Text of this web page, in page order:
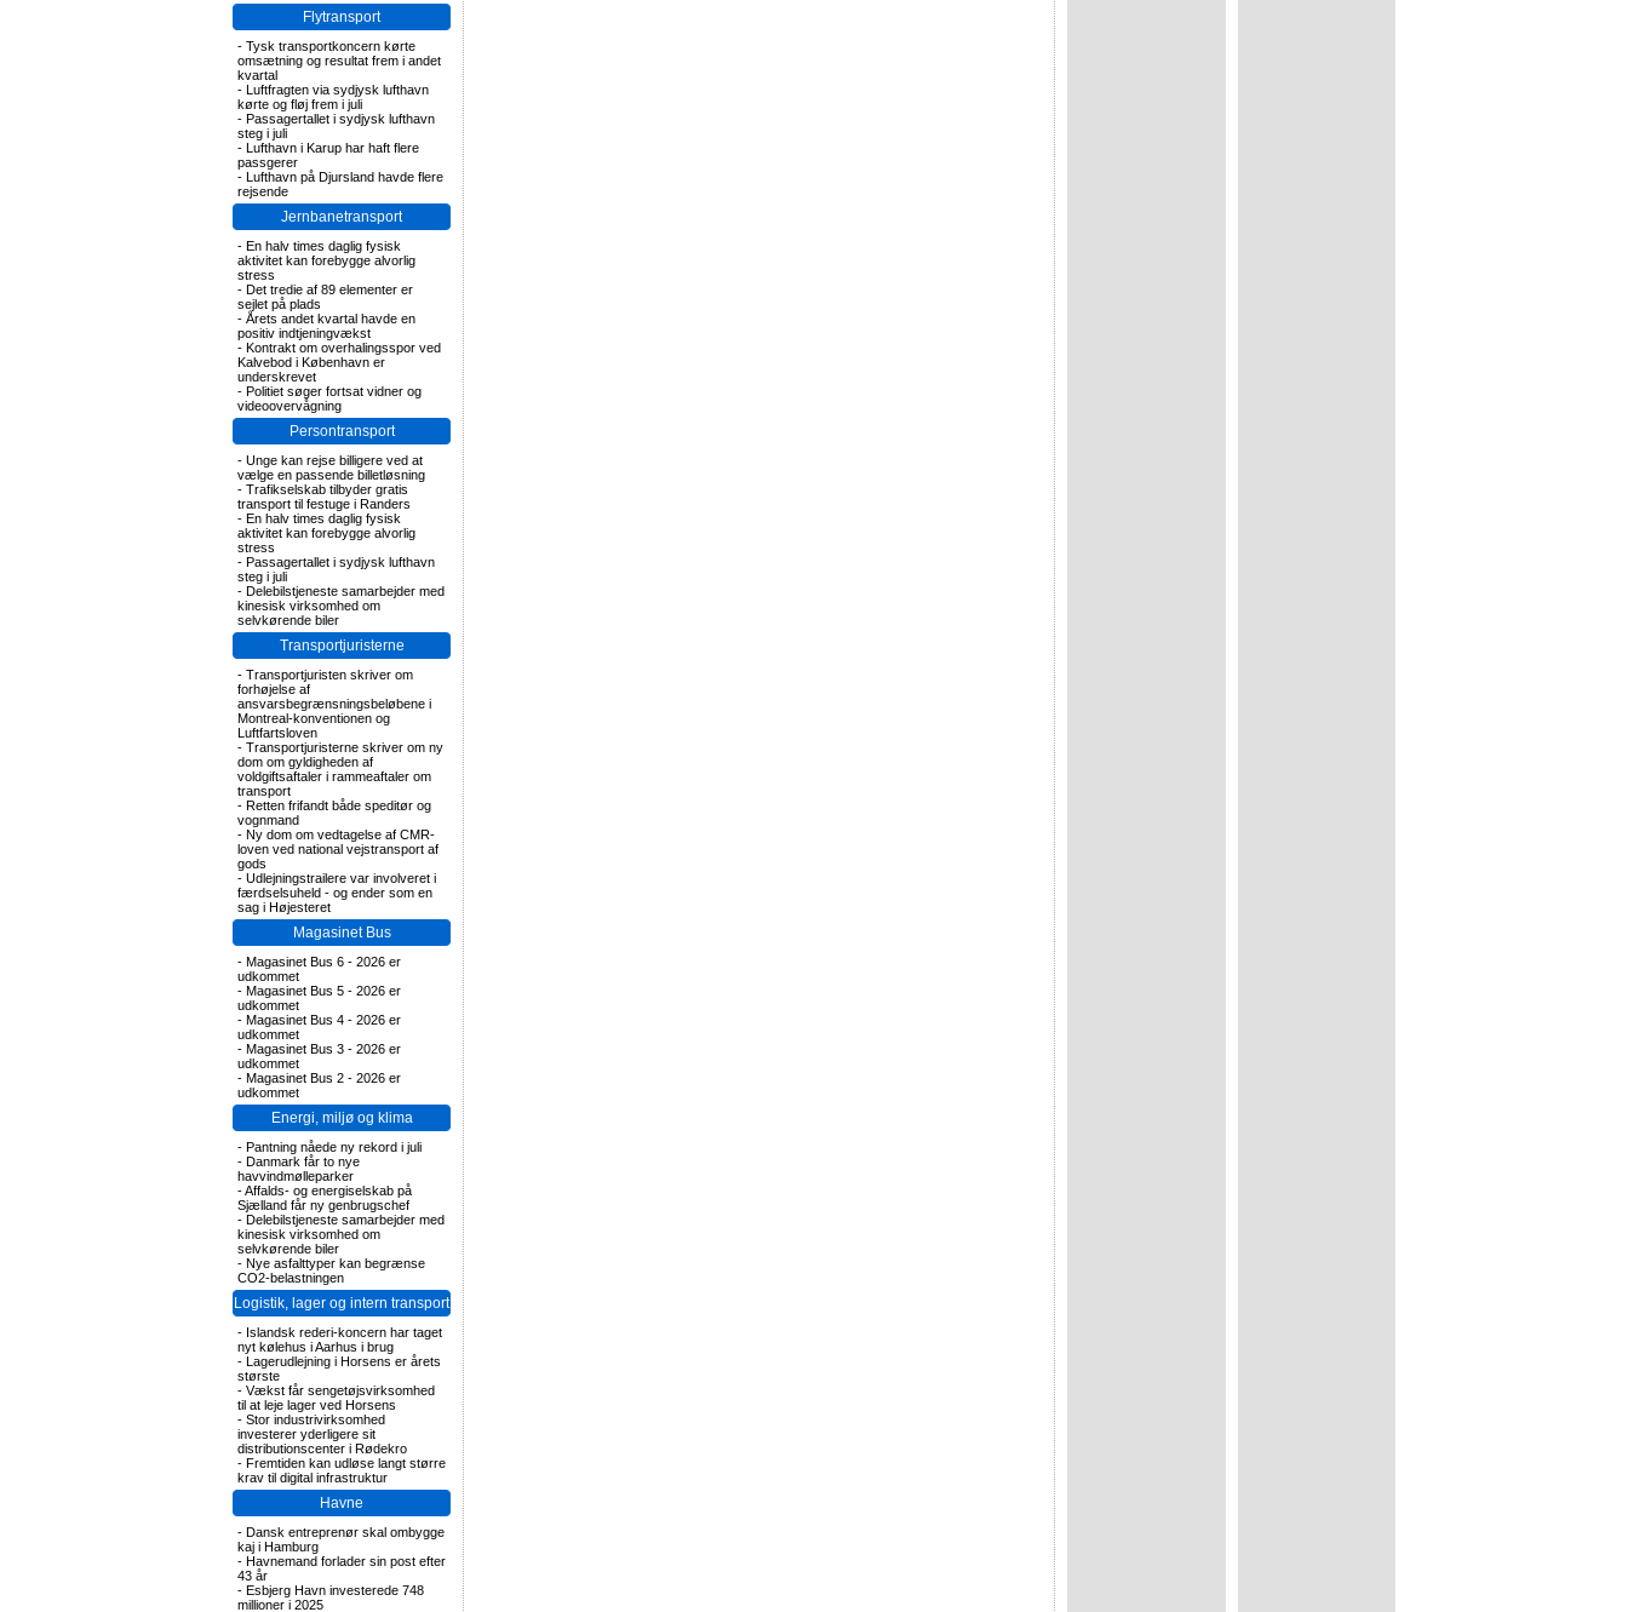
Flytransport
- Tysk transportkoncern kørte
omsætning og resultat frem i andet
kvartal
- Luftfragten via sydjysk lufthavn
kørte og fløj frem i juli
- Passagertallet i sydjysk lufthavn
steg i juli
- Lufthavn i Karup har haft flere
passgerer
- Lufthavn på Djursland havde flere
rejsende
Jernbanetransport
- En halv times daglig fysisk
aktivitet kan forebygge alvorlig
stress
- Det tredie af 89 elementer er
sejlet på plads
- Årets andet kvartal havde en
positiv indtjeningvækst
- Kontrakt om overhalingsspor ved
Kalvebod i København er
underskrevet
- Politiet søger fortsat vidner og
videoovervågning
Persontransport
- Unge kan rejse billigere ved at
vælge en passende billetløsning
- Trafikselskab tilbyder gratis
transport til festuge i Randers
- En halv times daglig fysisk
aktivitet kan forebygge alvorlig
stress
- Passagertallet i sydjysk lufthavn
steg i juli
- Delebilstjeneste samarbejder med
kinesisk virksomhed om
selvkørende biler
Transportjuristerne
- Transportjuristen skriver om
forhøjelse af
ansvarsbegrænsningsbeløbene i
Montreal-konventionen og
Luftfartsloven
- Transportjuristerne skriver om ny
dom om gyldigheden af
voldgiftsaftaler i rammeaftaler om
transport
- Retten frifandt både speditør og
vognmand
- Ny dom om vedtagelse af CMR-
loven ved national vejstransport af
gods
- Udlejningstrailere var involveret i
færdselsuheld - og ender som en
sag i Højesteret
Magasinet Bus
- Magasinet Bus 6 - 2026 er
udkommet
- Magasinet Bus 5 - 2026 er
udkommet
- Magasinet Bus 4 - 2026 er
udkommet
- Magasinet Bus 3 - 2026 er
udkommet
- Magasinet Bus 2 - 2026 er
udkommet
Energi, miljø og klima
- Pantning nåede ny rekord i juli
- Danmark får to nye
havvindmølleparker
-Affalds- og energiselskab på
Sjælland får ny genbrugschef
- Delebilstjeneste samarbejder med
kinesisk virksomhed om
selvkørende biler
- Nye asfalttyper kan begrænse
CO2-belastningen
Logistik, lager og intern transport
- Islandsk rederi-koncern har taget
nyt kølehus i Aarhus i brug
- Lagerudlejning i Horsens er årets
største
- Vækst får sengetøjsvirksomhed
til at leje lager ved Horsens
- Stor industrivirksomhed
investerer yderligere sit
distributionscenter i Rødekro
- Fremtiden kan udløse langt større
krav til digital infrastruktur
Havne
- Dansk entreprenør skal ombygge
kaj i Hamburg
- Havnemand forlader sin post efter
43 år
- Esbjerg Havn investerede 748
millioner i 2025